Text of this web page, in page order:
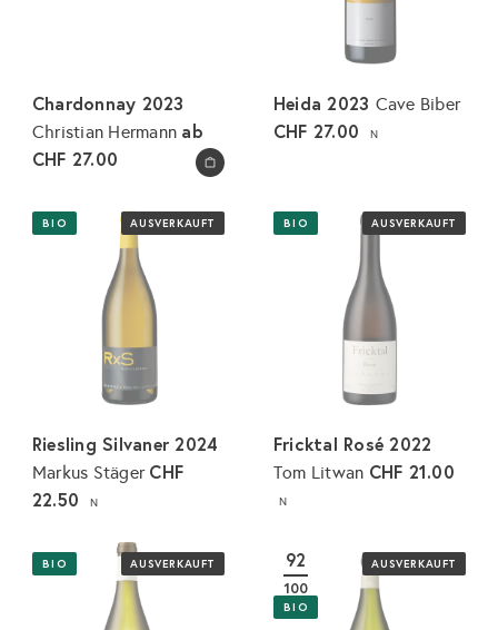
In den Warenkorb legen
Chardonnay 2023
Christian Hermann ab
CHF 27.00
Heida 2023 Cave Biber
CHF 27.00 N
AUSVERKAUFT
BIO
Riesling Silvaner 2024
Markus Stäger CHF
22.50
N
AUSVERKAUFT
BIO
Fricktal Rosé 2022
Tom Litwan CHF 21.00
N
AUSVERKAUFT
BIO AUSVERKAUFT
92
100
BIO